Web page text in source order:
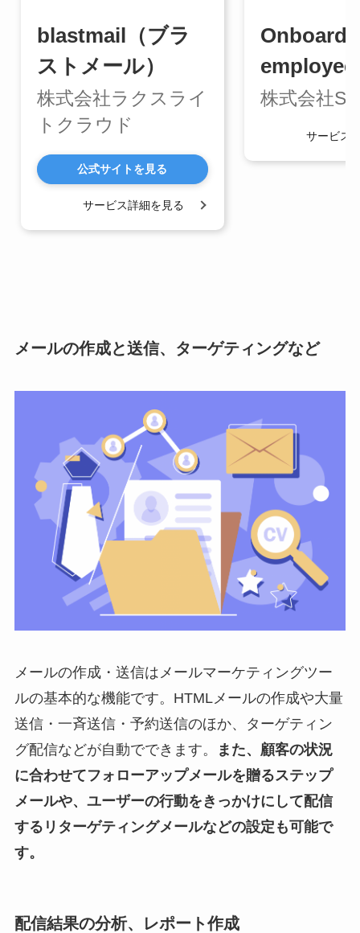
blastmail（ブラ
ストメール）
株式会社ラクスライ
トクラウド
公式サイトを見る
サービス詳細を見る
株式会社
サービス
メールの作成と送信、ターゲティングなど
メールの作成・送信はメールマーケティングツー
ルの基本的な機能です。HTMLメールの作成や大量
送信・一斉送信・予約送信のほか、ターゲティン
グ配信などが自動でできます。
また、顧客の状況
に合わせてフォローアップメールを贈るステップ
メールや、ユーザーの行動をきっかけにして配信
するリターゲティングメールなどの設定も可能で
す。
配信結果の分析、レポート作成